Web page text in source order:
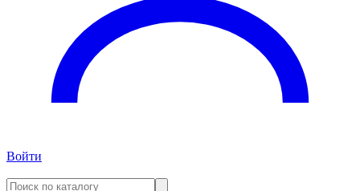
Войти